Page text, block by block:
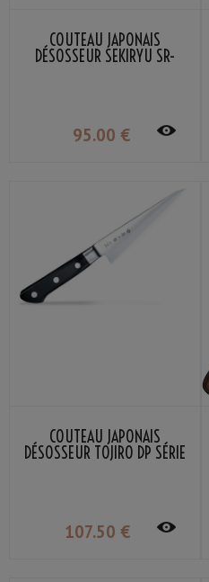
COUTEAU JAPONAIS
DÉSOSSEUR SEKIRYU SR-
95.00 €
COUTEAU JAPONAIS
DÉSOSSEUR TOJIRO DP SÉRIE
107.50 €